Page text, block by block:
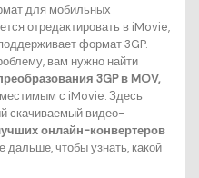
для мобильных
отредактировать в iMovie,
формат 3GP.
вам нужно найти
3GP в MOV,
с iMovie. Здесь
скачиваемый видео-
онлайн-конвертеров
чтобы узнать, какой